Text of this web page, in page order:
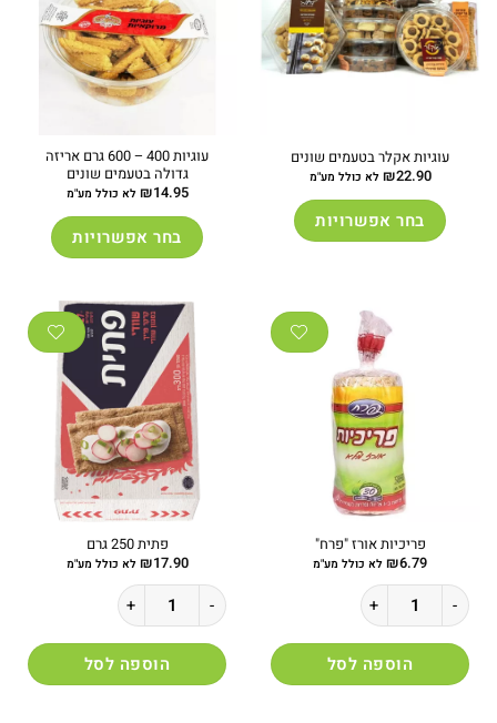
עוגיות אקלר בטעמים שונים
₪22.90 לא כולל מע"מ
בחר אפשרויות
מספר
סוגים.
ניתן
לבחור
את
האפשרויות
בעמוד
המוצר
עוגיות 400 – 600 גרם אריזה
גדולה בטעמים שונים
₪14.95 לא כולל מע"מ
בחר אפשרויות
יש
מספר
סוגים.
ניתן
לבחור
את
האפשרויות
בעמוד
המוצר
פריכיות אורז "פרח"
₪6.79 לא כולל מע"מ
כמות של פריכיות אורז "פרח"
הוספה לסל
פתית 250 גרם
₪17.90 לא כולל מע"מ
כמות של פתית 250 גרם
הוספה לסל